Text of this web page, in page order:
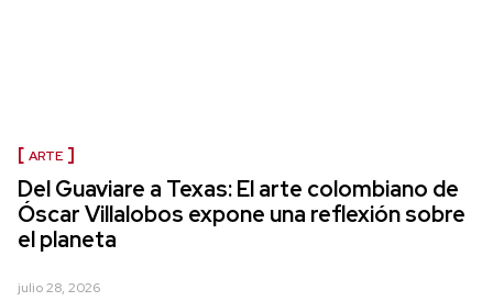
ARTE
Del Guaviare a Texas: El arte colombiano de
Óscar Villalobos expone una reflexión sobre
el planeta
julio 28, 2026